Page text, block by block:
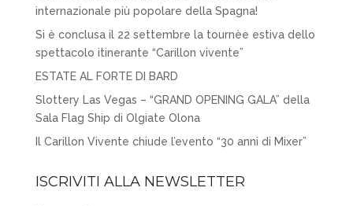
internazionale più popolare della Spagna!
Si è conclusa il 22 settembre la tournèe estiva dello
spettacolo itinerante “Carillon vivente”
ESTATE AL FORTE DI BARD
Slottery Las Vegas – “GRAND OPENING GALA” della
Sala Flag Ship di Olgiate Olona
Il Carillon Vivente chiude l’evento “30 anni di Mixer”
ISCRIVITI ALLA NEWSLETTER